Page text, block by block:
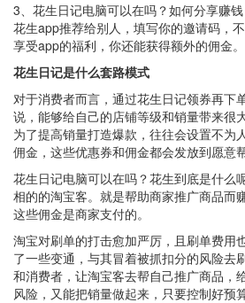
3、花生日记电脑可以在吗？如何分享赚
花生app推荐给别人，填写你的邀请码，
享受app的福利，你还能获得额外的佣金。
花生日记是什么套路模式
对于消费者而言，通过花生日记领券再下
说，能够给自己的店铺等级和销量带来很
为了提高销量打造爆款，往往会设置不为
佣金，这些优惠券和佣金都会发放到愿意
花生日记电脑可以在吗？花生到底是什么
相的的淘宝客。就是帮助商家推广商品而
这些佣金是商家支付的。
淘宝对刷单的打击愈加严厉，且刷单费用
了一些变通，与其冒着被抓扣分的风险去
和消费者，让淘宝客去帮自己推广商品，
风险，又能把销量做起来，只要控制好预